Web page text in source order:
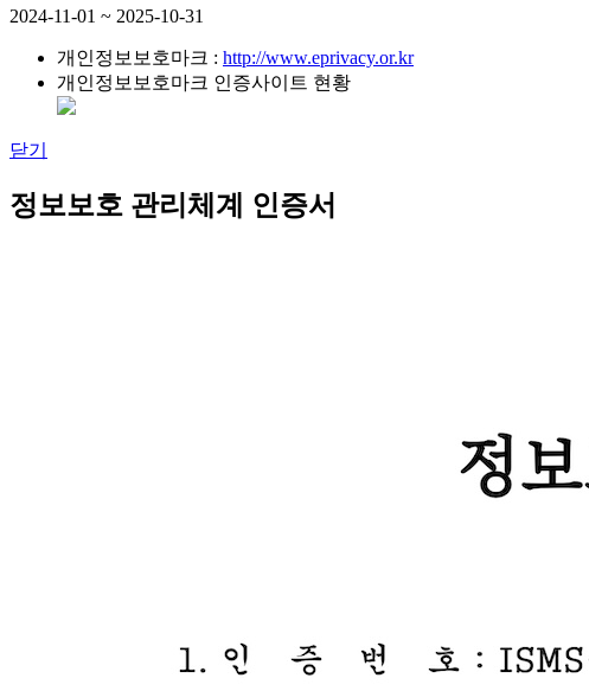
2024-11-01 ~ 2025-10-31
개인정보보호마크 : http://www.eprivacy.or.kr
개인정보보호마크 인증사이트 현황
닫기
정보보호 관리체계 인증서